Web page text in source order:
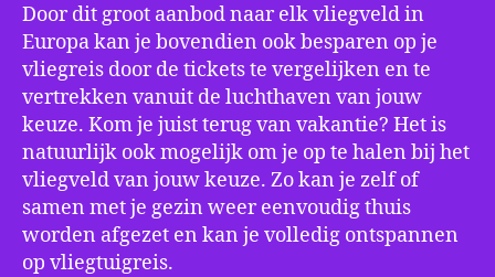
Door dit groot aanbod naar elk vliegveld in
Europa kan je bovendien ook besparen op je
vliegreis door de tickets te vergelijken en te
vertrekken vanuit de luchthaven van jouw
keuze. Kom je juist terug van vakantie? Het is
natuurlijk ook mogelijk om je op te halen bij het
vliegveld van jouw keuze. Zo kan je zelf of
samen met je gezin weer eenvoudig thuis
worden afgezet en kan je volledig ontspannen
op vliegtuigreis.